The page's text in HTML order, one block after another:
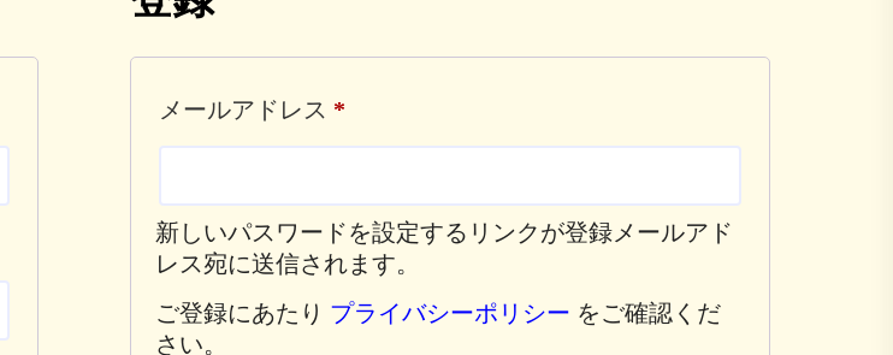
メールアドレス *
新しいパスワードを設定するリンクが登録メールアド
レス宛に送信されます。
ご登録にあたり プライバシーポリシー をご確認くだ
さい。